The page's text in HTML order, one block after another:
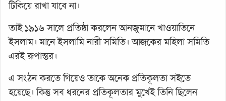
টিকিয়ে রাখা যাবে না।
তাই ১৯১৬ সালে প্রতিষ্ঠা করলেন আনজুমানে খাওয়াতিনে
ইসলাম। মানে ইসলামি নারী সমিতি। আজকের মহিলা সমিতি
এরই রূপান্তর।
এ সংঠন করতে গিয়েও তাকে অনেক প্রতিকূলতা সইতে
হয়েছে। কিন্তু সব ধরনের প্রতিকূলতার মুখেই তিনি ছিলেন